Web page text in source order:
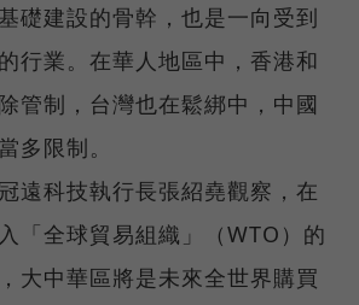
礎建設的骨幹，也是一向受到
行業。在華人地區中，香港和
管制，台灣也在鬆綁中，中國
多限制。
遠科技執行長張紹堯觀察，在
「全球貿易組織」（WTO）的
大中華區將是未來全世界購買